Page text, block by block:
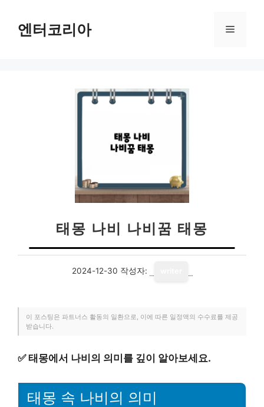
엔터코리아 메
태몽 나비 나비꿈 태몽
2024-12-30 작성자:
이 포스팅은 파트너스 활동의 일환으로, 이에 따른 일정액의 수수료를 제공
받습니다.
✅태몽에서 나비의 의미를 깊이 알아보세요.
태몽 속 나비의 의미